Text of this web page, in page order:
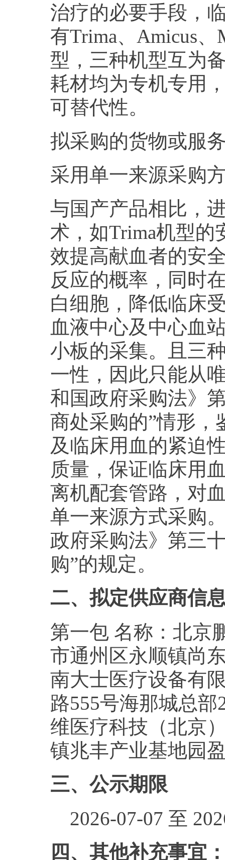
治疗的必要手段，
有Trima、Amicus
型，三种机型互为
耗材均为专机专用
可替代性。
拟采购的货物或服
采用单一来源采购
与国产产品相比，
术，如Trima机型的
效提高献血者的安
反应的概率，同时
白细胞，降低临床
血液中心及中心血
小板的采集。且三
一性，因此只能从
和国政府采购法》
商处采购的”情形
及临床用血的紧迫
质量，保证临床用
离机配套管路，对
单一来源方式采购
政府采购法》第三
购”的规定。
二、拟定供应商信
第一包 名称：北京
市通州区永顺镇尚
南大士医疗设备有
路555号海那城总
维医疗科技（北京
镇兆丰产业基地园
三、公示期限
2026-07-07 至
四、其他补充事宜